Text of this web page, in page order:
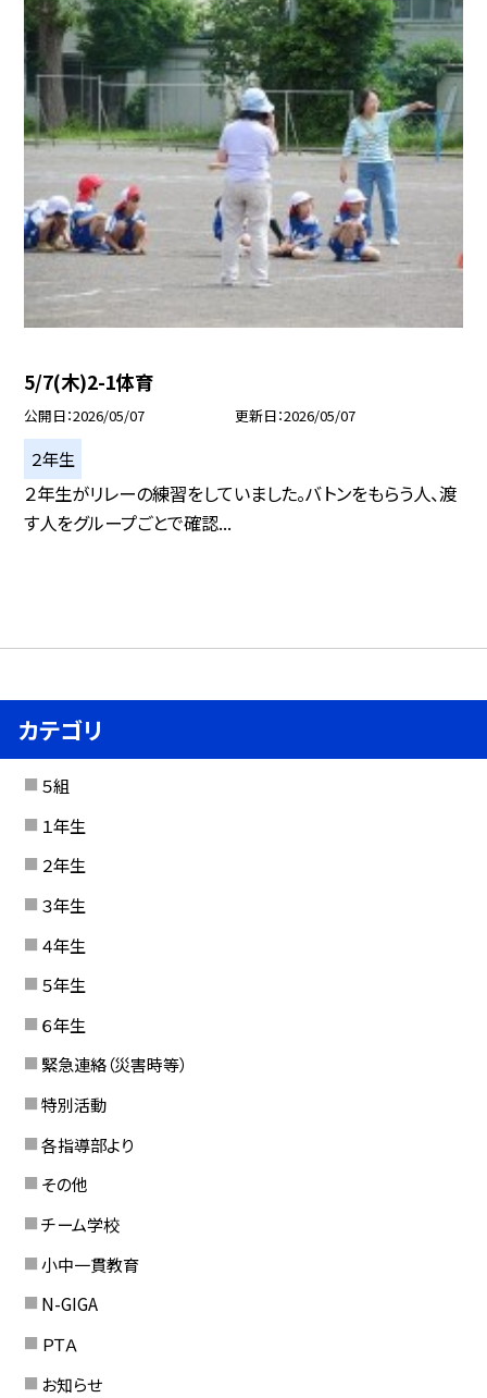
5/7(木)2-1体育
公開日 2026/05/07 更新日 2026/05/07
２年生
２年生がリレーの練習をしていました。バトンをもらう人、渡
す人をグループごとで確認...
カテゴリ
５組
１年生
２年生
３年生
４年生
５年生
６年生
緊急連絡（災害時等）
特別活動
各指導部より
その他
チーム学校
小中一貫教育
N-GIGA
ＰＴＡ
お知らせ